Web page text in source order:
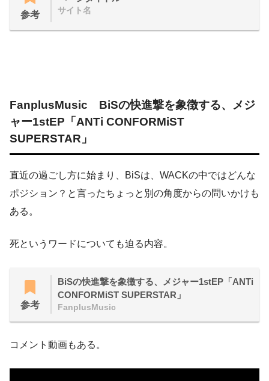
参考 サイト名
FanplusMusic BiSの快進撃を象徴する、メジ
ャー1stEP「ANTi CONFORMiST
SUPERSTAR」
直近の過ごし方に始まり、BiSは、WACKの中ではどんな
ポジション？と言ったちょっと別の角度からの問いかけも
ある。
死というワードについても迫る内容。
参考
BiSの快進撃を象徴する、メジャー1stEP「ANTi
CONFORMiST SUPERSTAR」
FanplusMusic
コメント動画もある。